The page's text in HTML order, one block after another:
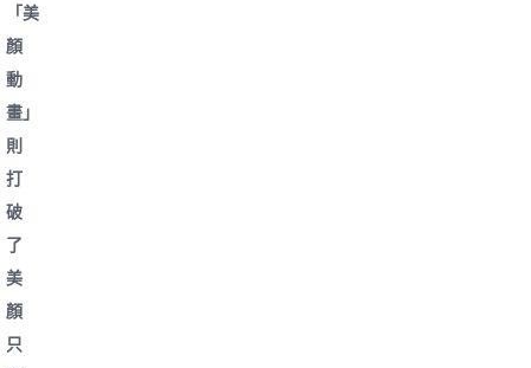
「美
顏
動
畫」
則
打
破
了
美
顏
只